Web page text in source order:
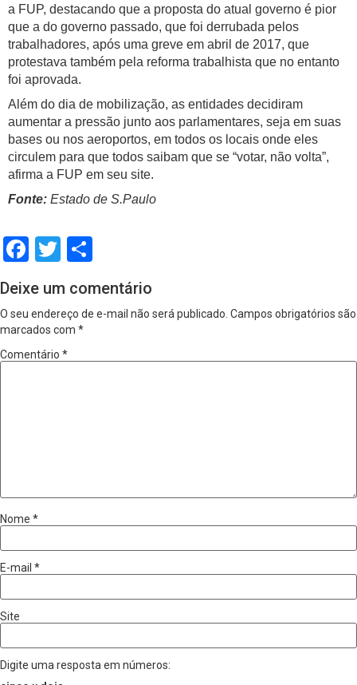
a FUP, destacando que a proposta do atual governo é pior
que a do governo passado, que foi derrubada pelos
trabalhadores, após uma greve em abril de 2017, que
protestava também pela reforma trabalhista que no entanto
foi aprovada.
Além do dia de mobilização, as entidades decidiram
aumentar a pressão junto aos parlamentares, seja em suas
bases ou nos aeroportos, em todos os locais onde eles
circulem para que todos saibam que se “votar, não volta”,
afirma a FUP em seu site.
Fonte: Estado de S.Paulo
Facebook
Twitter
Deixe um comentário
O seu endereço de e-mail não será publicado. Campos obrigatórios são
marcados com *
Comentário *
Nome *
E-mail *
Site
Digite uma resposta em números: